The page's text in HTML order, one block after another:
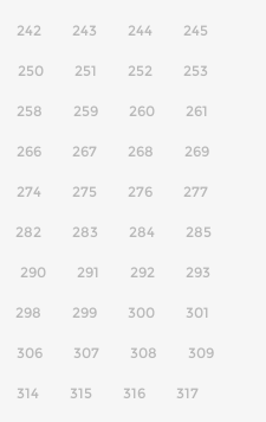
242 243 244 245
250 251 252 253
258 259 260 261
266 267 268 269
274 275 276 277
282 283 284 285
290 291 292 293
298 299 300 301
306 307 308 309
314 315 316 317